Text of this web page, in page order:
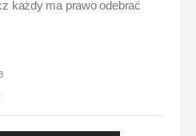
każdy ma prawo odebrać